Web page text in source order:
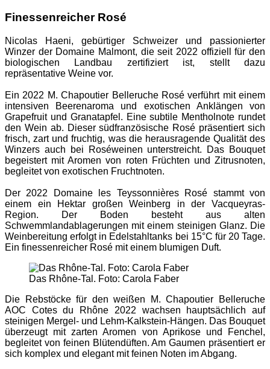
Finessenreicher Rosé
Nicolas Haeni, gebürtiger Schweizer und passionierter
Winzer der Domaine Malmont, die seit 2022 offiziell für den
biologischen Landbau zertifiziert ist, stellt dazu
repräsentative Weine vor.
Ein 2022 M. Chapoutier Belleruche Rosé verführt mit einem
intensiven Beerenaroma und exotischen Anklängen von
Grapefruit und Granatapfel. Eine subtile Mentholnote rundet
den Wein ab. Dieser südfranzösische Rosé präsentiert sich
frisch, zart und fruchtig, was die herausragende Qualität des
Winzers auch bei Roséweinen unterstreicht. Das Bouquet
begeistert mit Aromen von roten Früchten und Zitrusnoten,
begleitet von exotischen Fruchtnoten.
Der 2022 Domaine les Teyssonnières Rosé stammt von
einem ein Hektar großen Weinberg in der Vacqueyras-
Region. Der Boden besteht aus alten
Schwemmlandablagerungen mit einem steinigen Glanz. Die
Weinbereitung erfolgt in Edelstahltanks bei 15°C für 20 Tage.
Ein finessenreicher Rosé mit einem blumigen Duft.
Das Rhône-Tal. Foto: Carola Faber
Die Rebstöcke für den weißen M. Chapoutier Belleruche
AOC Cotes du Rhône 2022 wachsen hauptsächlich auf
steinigen Mergel- und Lehm-Kalkstein-Hängen. Das Bouquet
überzeugt mit zarten Aromen von Aprikose und Fenchel,
begleitet von feinen Blütendüften. Am Gaumen präsentiert er
sich komplex und elegant mit feinen Noten im Abgang.